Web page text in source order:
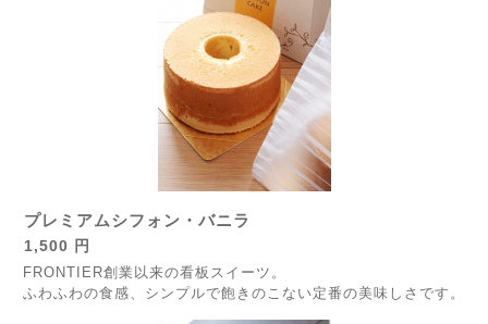
プレミアムシフォン・バニラ
1,500 円
FRONTIER創業以来の看板スイーツ。
ふわふわの食感、シンプルで飽きのこない定番の美味しさです。